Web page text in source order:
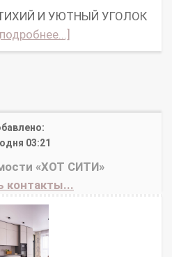
И УЮТНЫЙ УГОЛОК
03:21
«ХОТ СИТИ»
контакты...